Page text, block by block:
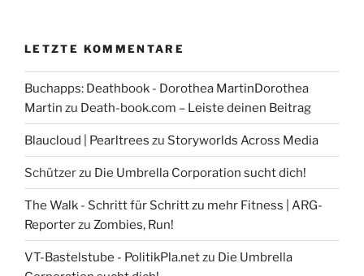
LETZTE KOMMENTARE
Buchapps: Deathbook - Dorothea MartinDorothea
Martin zu Death-book.com – Leiste deinen Beitrag
Blaucloud | Pearltrees zu Storyworlds Across Media
Schützerzu Die Umbrella Corporation sucht dich!
The Walk - Schritt für Schritt zu mehr Fitness | ARG-
Reporterzu Zombies, Run!
VT-Bastelstube - PolitikPla.netzu Die Umbrella